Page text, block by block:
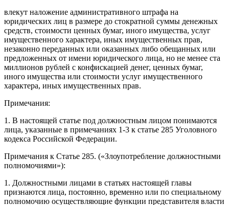
влекут наложение административного штрафа на
юридических лиц в размере до стократной суммы денежных
средств, стоимости ценных бумаг, иного имущества, услуг
имущественного характера, иных имущественных прав,
незаконно переданных или оказанных либо обещанных или
предложенных от имени юридического лица, но не менее ста
миллионов рублей с конфискацией денег, ценных бумаг,
иного имущества или стоимости услуг имущественного
характера, иных имущественных прав.
Примечания:
1. В настоящей статье под должностным лицом понимаются
лица, указанные в примечаниях 1-3 к статье 285 Уголовного
кодекса Российской Федерации.
Примечания к Статье 285. («Злоупотребление должностными
полномочиями»):
1. Должностными лицами в статьях настоящей главы
признаются лица, постоянно, временно или по специальному
полномочию осуществляющие функции представителя власти